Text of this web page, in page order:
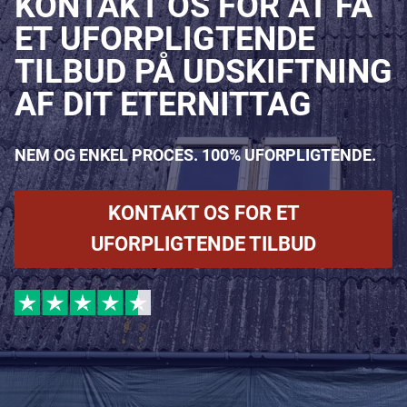
ET UFORPLIGTENDE
TILBUD PÅ UDSKIFTNING
AF DIT ETERNITTAG
NEM OG ENKEL PROCES. 100% UFORPLIGTENDE.
KONTAKT OS FOR ET
UFORPLIGTENDE TILBUD